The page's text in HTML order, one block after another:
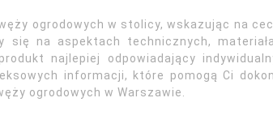
ogrodowych w stolicy, wskazując na
się na aspektach technicznych,
najlepiej odpowiadający
informacji, które pomogą Ci
ogrodowych w Warszawie.